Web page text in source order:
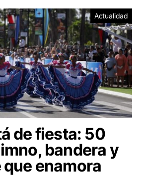
Actualidad
de fiesta: 50
bandera y
que enamora